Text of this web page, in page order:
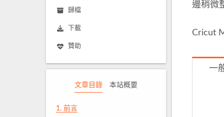
歸檔
下載
贊助
文章目錄 本站概要
1. 前言
邊稍微
Cricut
一